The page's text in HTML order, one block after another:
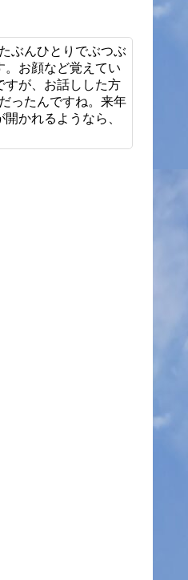
ぶんひとりでぶつぶ
。お顔など覚えてい
すが、お話しした方
ったんですね。来年
かれるようなら、